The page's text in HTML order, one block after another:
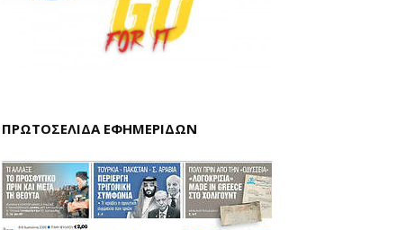
ΠΡΩΤΟΣΕΛΙΔΑ ΕΦΗΜΕΡΙΔΩΝ